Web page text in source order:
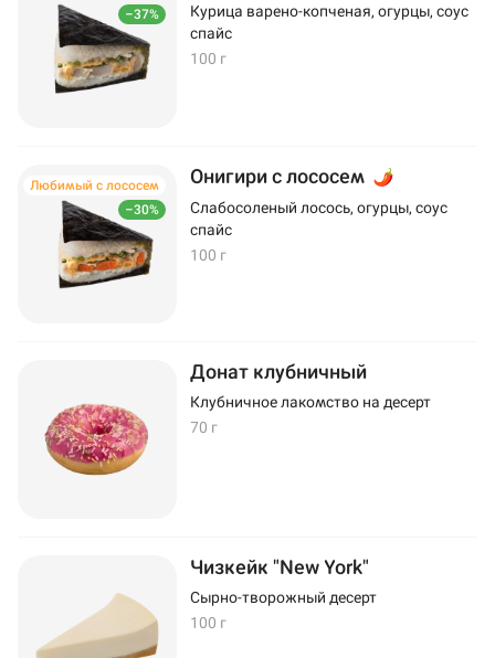
–37%
Курица варено-копченая, огурцы, соус
спайс
100 г
–30%
Любимый с лососем Онигири с лососем
Слабосоленый лосось, огурцы, соус
спайс
100 г
Донат клубничный
Клубничное лакомство на десерт
70 г
Чизкейк "New York"
Сырно-творожный десерт
100 г